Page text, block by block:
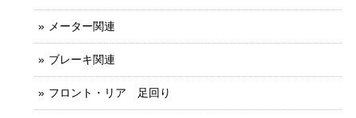
メーター関連
ブレーキ関連
フロント・リア 足回り